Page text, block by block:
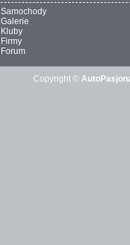
Samochody
Galerie
Kluby
Firmy
Forum
Copyright ©